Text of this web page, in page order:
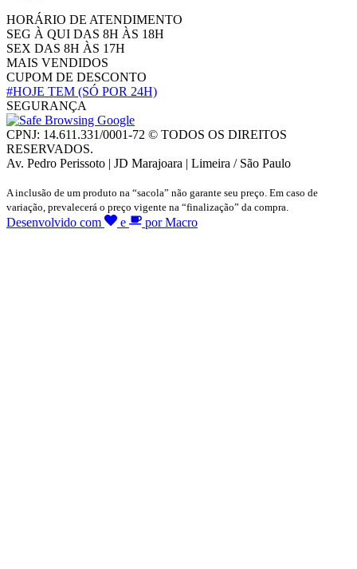
HORÁRIO DE ATENDIMENTO
SEG À QUI DAS 8H ÀS 18H
SEX DAS 8H ÀS 17H
MAIS VENDIDOS
CUPOM DE DESCONTO
#HOJE TEM (SÓ POR 24H)
SEGURANÇA
CPNJ: 14.611.331/0001-72 © TODOS OS DIREITOS
RESERVADOS.
Av. Pedro Perissoto | JD Marajoara | Limeira / São Paulo
A inclusão de um produto na “sacola” não garante seu preço. Em caso de
variação, prevalecerá o preço vigente na “finalização” da compra.
Desenvolvido com e por Macro